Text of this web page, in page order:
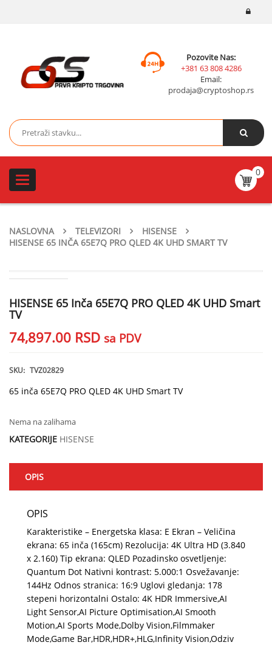
Pozovite Nas:
+381 63 808 4286
Email:
prodaja@cryptoshop.rs
Toggle
navigation
0
NASLOVNA TELEVIZORI
HISENSE
HISENSE 65 INČA 65E7Q PRO QLED 4K UHD SMART TV
HISENSE 65 Inča 65E7Q PRO QLED 4K UHD Smart
TV
74,897.00 RSD sa PDV
SKU: TVZ02829
65 inča 65E7Q PRO QLED 4K UHD Smart TV
Nema na zalihama
KATEGORIJE HISENSE
OPIS
OPIS
Karakteristike – Energetska klasa: E Ekran – Veličina
ekrana: 65 inča (165cm) Rezolucija: 4K Ultra HD (3.840
x 2.160) Tip ekrana: QLED Pozadinsko osvetljenje:
Quantum Dot Nativni kontrast: 5.000:1 Osvežavanje:
144Hz Odnos stranica: 16:9 Uglovi gledanja: 178
stepeni horizontalni Ostalo: 4K HDR Immersive,AI
Light Sensor,AI Picture Optimisation,AI Smooth
Motion,AI Sports Mode,Dolby Vision,Filmmaker
Mode,Game Bar,HDR,HDR+,HLG,Infinity Vision,Odziv